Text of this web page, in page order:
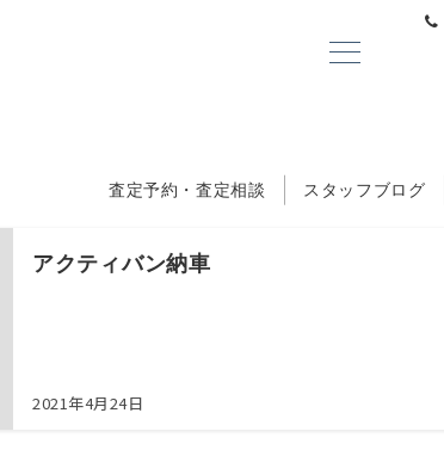
査定予約・査定相談 スタッフブログ
アクティバン納車
2021年4月24日